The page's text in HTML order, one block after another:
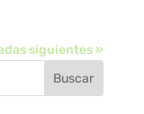
siguientes »
Buscar